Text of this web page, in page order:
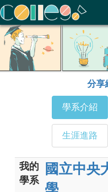
ColleGo! 大學選才與高中育才輔
分享
學系介紹
生涯進路
我的
學系
國立中央
學